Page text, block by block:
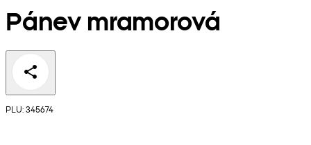
Pánev mramorová
PLU: 345674